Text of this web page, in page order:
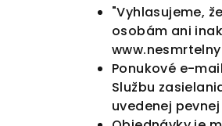
"Vyhlasujeme,
osobám ani
Ponukové e-
Službu
uvedenej